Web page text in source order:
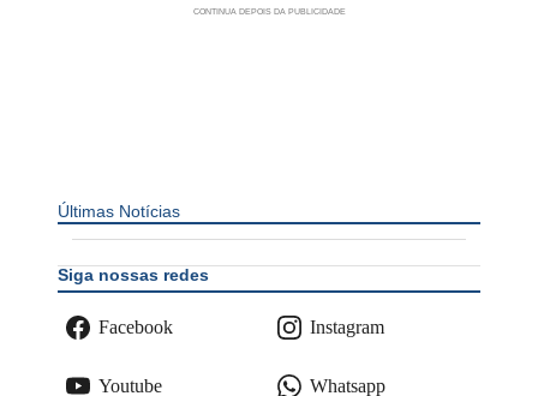
Últimas Notícias
Siga nossas redes
Facebook Instagram
Youtube Whatsapp